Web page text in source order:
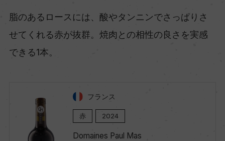
脂のあるロースには、酸やタンニンでさっぱりさ
せてくれる赤が抜群。焼肉との相性の良さを実感
できる1本。
フランス
赤 2024
Domaines Paul Mas